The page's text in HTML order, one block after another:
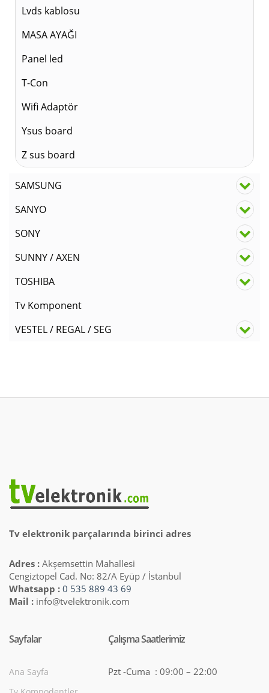
Lvds kablosu
MASA AYAĞI
Panel led
T-Con
Wifi Adaptör
Ysus board
Z sus board
SAMSUNG
SANYO
SONY
SUNNY / AXEN
TOSHIBA
Tv Komponent
VESTEL / REGAL / SEG
Tv elektronik parçalarında birinci adres
Adres : Akşemsettin Mahallesi
Cengiztopel Cad. No: 82/A Eyüp / İstanbul
Whatsapp : 0 535 889 43 69
Mail : info@tvelektronik.com
Sayfalar
Ana Sayfa
Çalışma Saatlerimiz
Pzt -Cuma : 09:00 – 22:00